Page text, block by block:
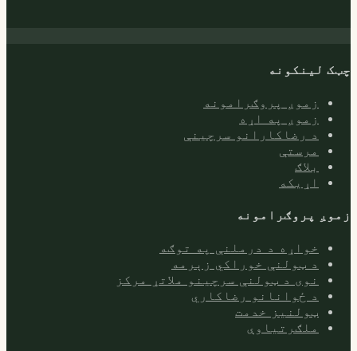
چټک لینکونه
زموږ پروګرامونه
زموږ په اړه
د رضاکارانو سرچینې
مرستې
بلاګ
اړیکه
زموږ پروګرامونه
خواړه د درملنې په توګه
د ټولنې خوراکي زېرمه
نوی د ټولنې سرچینو ملاتړ مرکز
د ځوانانو رضاکاري
ټولنیز خدمت
ملګرتیاوې